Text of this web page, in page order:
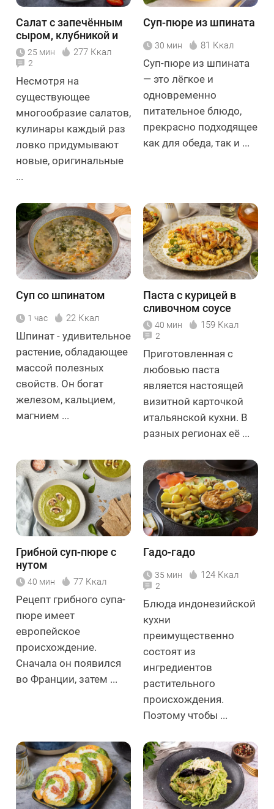
Салат с запечённым
сыром, клубникой и
фисташками
25 мин 277 Ккал
2
Несмотря на
существующее
многообразие салатов,
кулинары каждый раз
ловко придумывают
новые, оригинальные
...
Суп-пюре из шпината
30 мин 81 Ккал
Суп-пюре из шпината
— это лёгкое и
одновременно
питательное блюдо,
прекрасно подходящее
как для обеда, так и ...
Суп со шпинатом
1 час 22 Ккал
Шпинат - удивительное
растение, обладающее
массой полезных
свойств. Он богат
железом, кальцием,
магнием ...
Паста с курицей в
сливочном соусе
40 мин 159 Ккал
2
Приготовленная с
любовью паста
является настоящей
визитной карточкой
итальянской кухни. В
разных регионах её ...
Грибной суп-пюре с
нутом
40 мин 77 Ккал
Рецепт грибного супа-
пюре имеет
европейское
происхождение.
Сначала он появился
во Франции, затем ...
Гадо-гадо
35 мин 124 Ккал
2
Блюда индонезийской
кухни
преимущественно
состоят из
ингредиентов
растительного
происхождения.
Поэтому чтобы ...